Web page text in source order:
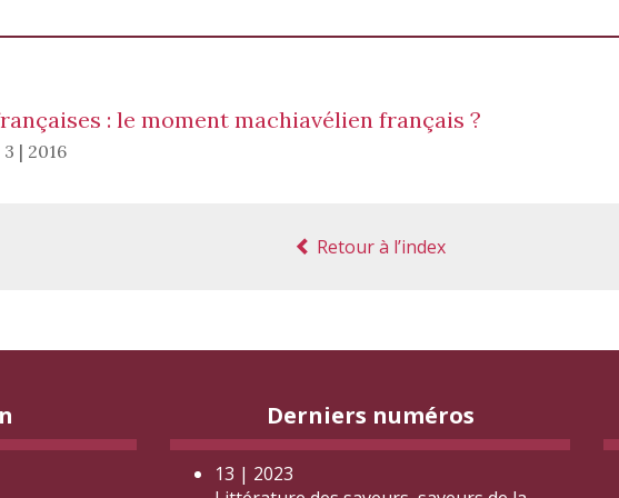
: le moment machiavélien français ?
3 | 2016
Retour à l’index
Derniers numéros
13 | 2023